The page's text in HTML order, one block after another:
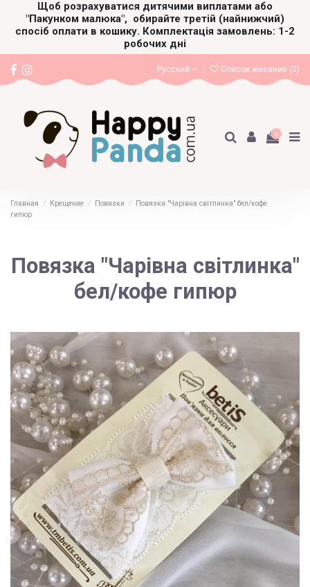
Щоб розрахуватися дитячими виплатами або
"Пакунком малюка", обирайте третій (найнижчий)
спосіб оплати в кошику. Комплектація замовлень: 1-2
робочих дні
Русский Список желаний (0)
0
Главная Крещение Повязки
Повязка "Чарівна світлинка" бел/кофе
гипюр
Повязка "Чарівна світлинка"
бел/кофе гипюр